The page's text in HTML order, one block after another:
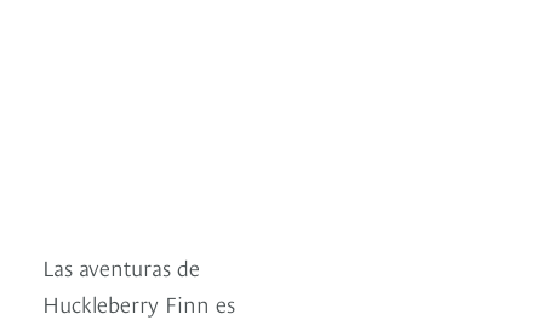
Las aventuras de
Huckleberry Finn es